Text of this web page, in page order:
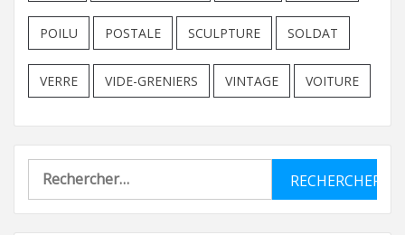
POILU POSTALE SCULPTURE SOLDAT
VERRE VIDE-GRENIERS VINTAGE VOITURE
Rechercher :